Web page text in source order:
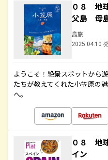
０８ 地
父島 母
島旅
2025.04.10
ようこそ！絶景スポットから
たちが教えてくれた小笠原の
へ。
０８ 地
イン